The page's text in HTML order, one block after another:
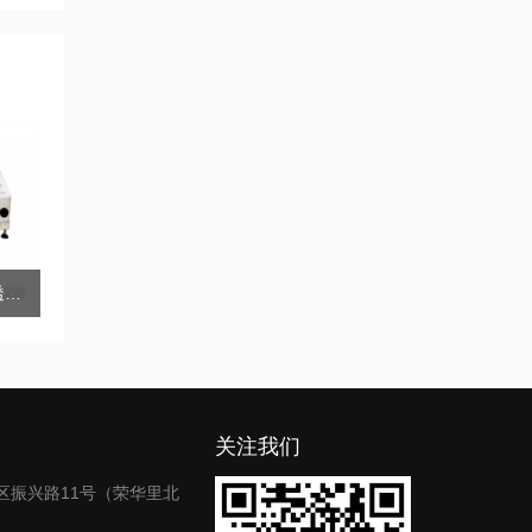
医用口罩合成血液穿透试验仪
振兴路11号（荣华里北
关注我们